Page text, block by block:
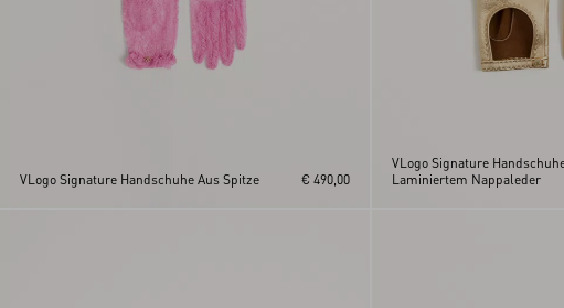
VLogo Signature Handschuhe Aus Spitze € 490,00
VLogo Signature
Laminiertem Nappaleder